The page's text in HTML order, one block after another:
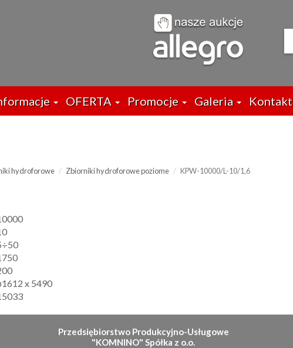
OFERTA Promocje Galeria Kontakt
hydroforowe Zbiorniki hydroforowe poziome KPW-10000/L-10/1,6
x 5490
Przedsiębiorstwo Produkcyjno-Usługowe
"KOMNINO" Spółka z o.o.